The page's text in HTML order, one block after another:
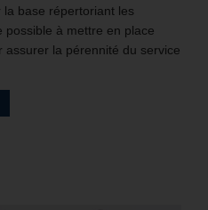
la base répertoriant les
possible à mettre en place
assurer la pérennité du service